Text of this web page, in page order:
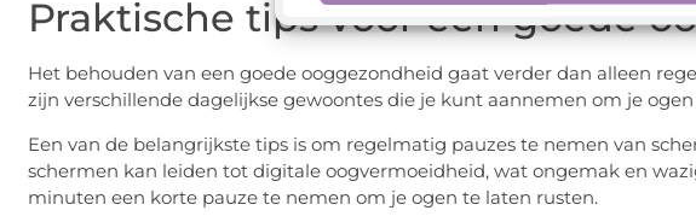
Praktische tips voor een goede
Het behouden van een goede ooggezondheid gaat verder dan alleen
zijn verschillende dagelijkse gewoontes die je kunt aannemen om je
Een van de belangrijkste tips is om regelmatig pauzes te nemen van
schermen kan leiden tot digitale oogvermoeidheid, wat ongemak en
minuten een korte pauze te nemen om je ogen te laten rusten.